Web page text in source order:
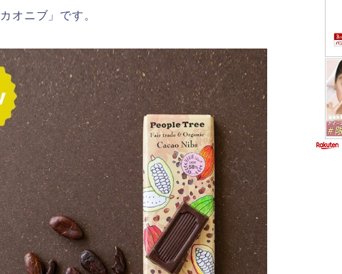
オニブ」です。